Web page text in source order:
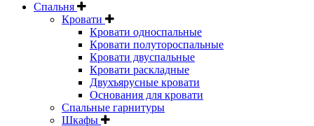
Спальня
Кровати
Кровати односпальные
Кровати полутороспальные
Кровати двуспальные
Кровати раскладные
Двухъярусные кровати
Основания для кровати
Спальные гарнитуры
Шкафы